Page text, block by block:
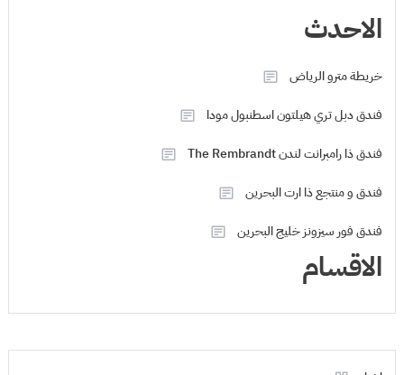
الاحدث
خريطة مترو الرياض
فندق دبل تري هيلتون اسطنبول مودا
فندق ذا رامبرانت لندن The Rembrandt
فندق و منتجع ذا ارت البحرين
فندق فور سيزونز خليج البحرين
الاقسام